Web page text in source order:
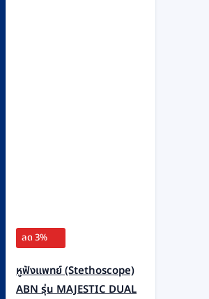
ลด 3%
หูฟังแพทย์ (Stethoscope)
ABN รุ่น MAJESTIC DUAL